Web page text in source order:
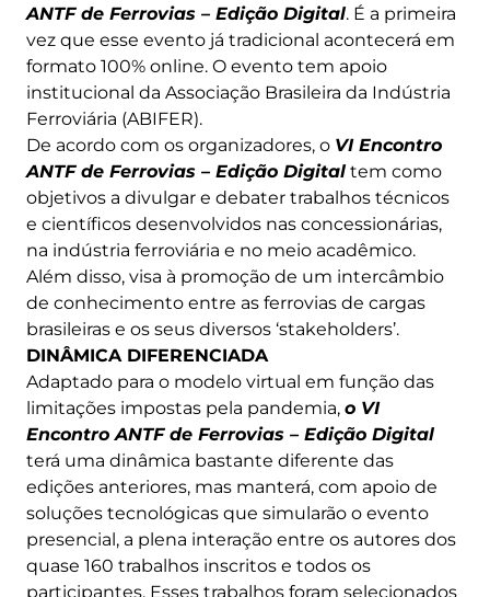
ANTF de Ferrovias – Edição Digital. É a primeira
vez que esse evento já tradicional acontecerá em
formato 100% online. O evento tem apoio
institucional da Associação Brasileira da Indústria
Ferroviária (ABIFER).
De acordo com os organizadores, o VI Encontro
ANTF de Ferrovias – Edição Digital tem como
objetivos a divulgar e debater trabalhos técnicos
e científicos desenvolvidos nas concessionárias,
na indústria ferroviária e no meio acadêmico.
Além disso, visa à promoção de um intercâmbio
de conhecimento entre as ferrovias de cargas
brasileiras e os seus diversos ‘stakeholders’.
DINÂMICA DIFERENCIADA
Adaptado para o modelo virtual em função das
limitações impostas pela pandemia, o VI
Encontro ANTF de Ferrovias – Edição Digital
terá uma dinâmica bastante diferente das
edições anteriores, mas manterá, com apoio de
soluções tecnológicas que simularão o evento
presencial, a plena interação entre os autores dos
quase 160 trabalhos inscritos e todos os
participantes. Esses trabalhos foram selecionados